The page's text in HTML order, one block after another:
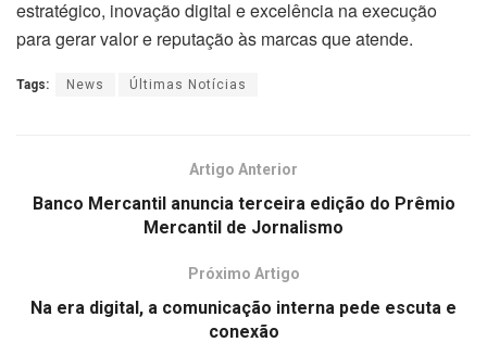
estratégico, inovação digital e excelência na execução
para gerar valor e reputação às marcas que atende.
Tags: News Últimas Notícias
Artigo Anterior
Banco Mercantil anuncia terceira edição do Prêmio
Mercantil de Jornalismo
Próximo Artigo
Na era digital, a comunicação interna pede escuta e
conexão